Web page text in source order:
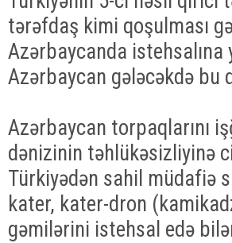
tərəfdaş kimi qoşulması
Azərbaycanda
Azərbaycan gələcəkdə bu
Azərbaycan torpaqlarını
dənizinin təhlükəsizliyinə
Türkiyədən sahil müdafiə
kater, kater-dron
gəmilərini istehsal edə